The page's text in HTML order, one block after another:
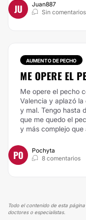
JU
Juan887
Sin comentarios
AUMENTO DE PECHO
ME OPERE EL
Me opere el pecho
Valencia y aplazó la
y mal. Tengo hasta
que me quedo el
y más complejo que
PO
Pochyta
8 comentarios
Todo el contenido de esta
doctores o especialistas.